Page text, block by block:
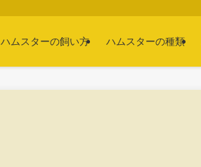
ハムスターの飼い方 ハムスターの種類